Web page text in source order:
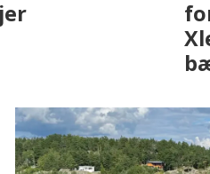
med AI. Slik ser vi